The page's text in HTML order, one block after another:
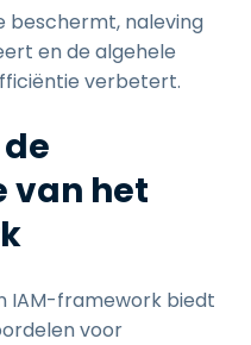
beschermt, naleving
en de algehele
verbetert.
van het
IAM-framework biedt
voor